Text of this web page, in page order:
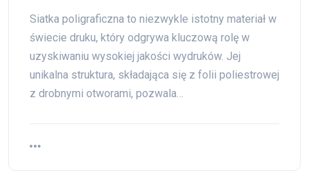
Siatka poligraficzna to niezwykle istotny materiał w
świecie druku, który odgrywa kluczową rolę w
uzyskiwaniu wysokiej jakości wydruków. Jej
unikalna struktura, składająca się z folii poliestrowej
z drobnymi otworami, pozwala…